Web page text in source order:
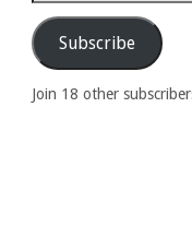
Address
Subscribe
Join 18 other